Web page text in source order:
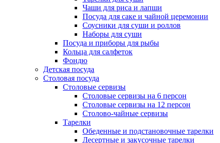
Чаши для риса и лапши
Посуда для саке и чайной церемонии
Соусники для суши и роллов
Наборы для суши
Посуда и приборы для рыбы
Кольца для салфеток
Фондю
Детская посуда
Столовая посуда
Столовые сервизы
Столовые сервизы на 6 персон
Столовые сервизы на 12 персон
Столово-чайные сервизы
Тарелки
Обеденные и подстановочные тарелки
Десертные и закусочные тарелки